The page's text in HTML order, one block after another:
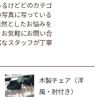
るけどどのカテゴ
真に写っている
としたお悩みを
気軽にお問い合
スタッフが丁寧
木製チェア（洋
風・肘付き）